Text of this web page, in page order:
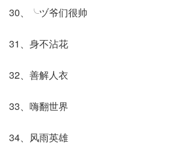
30、╰ヅ爷们很帅
31、身不沾花
32、善解人衣
33、嗨翻世界
34、风雨英雄